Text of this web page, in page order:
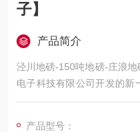
子】
产品简介
泾川地磅-150吨地磅-庄浪
电子科技有限公司开发的新
式（第四代拱形状）结构，
产品型号：